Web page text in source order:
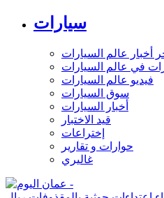
سيارات
أخبار عالم السيارات
في عالم السيارات
فيديو عالم السيارات
سوق السيارات
أخبار السيارات
قيد الاختبار
إختراعات
حوارات و تقارير
غاليري